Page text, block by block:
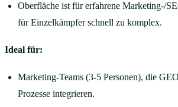
Oberfläche ist für erfahrene Marketing-/
für Einzelkämpfer schnell zu komplex.
Ideal für:
Marketing-Teams (3-5 Personen), die
Prozesse integrieren.